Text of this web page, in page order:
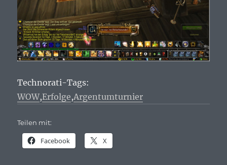
Technorati-Tags:
WOW,Erfolge,Argentumturnier
Teilen mit:
Facebook X